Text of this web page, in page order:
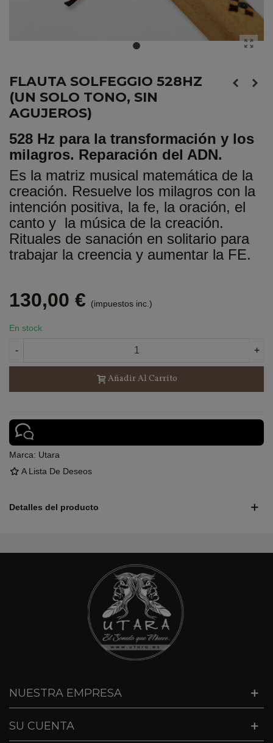
FLAUTA SOLFEGGIO 528HZ
(UN SOLO TONO, SIN
AGUJEROS)
528 Hz para la transformación y los
milagros. Reparación del ADN.
Es la matriz musical matemática de la
creación. Resuelve los milagros con la
intención positiva, la fe, la oración, el
canto y la música de la creación.
Rituales de sanación en solitario para
trabajar la creencia y aumentar la FE.
130,00 € (impuestos inc.)
En stock
- +
Añadir Al Carrito
Marca: Utara
A Lista De Deseos
Detalles del producto
NUESTRA EMPRESA
SU CUENTA